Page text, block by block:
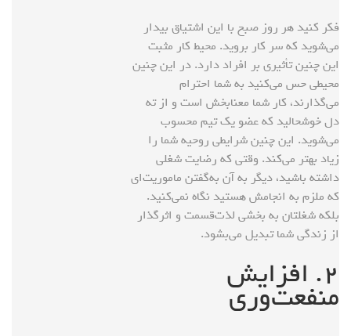
فکر کنید هر روز صبح با این اشتیاق بیدار
می‌شوید که سر کار بروید. محیط کار مثبت
این چنین ‌‌تأثیری بر افراد دارد. در این چنین
محیطی حس می‌کنید به شما احترام
می‌گذارند، کار شما معنابخش است و از ته
دل خوشحالید که عضو یک تیم محسوب
می‌شوید. این چنین شرایطی روحیه شما را
زیاد بهتر می‌کند. وقتی که رضایت شغلی
داشته باشید، دیگر به‌ آن به‌گفتن ماموریت‌ای
که ملزم به انجامش هستید نگاه نمی‌کنید.
بلکه شغلتان به بخشی لذت‌قسمت و ‌‌اثرگذار
از زندگی شما تبدیل می‌بشود.
۲. افزایش
منفعت‌وری